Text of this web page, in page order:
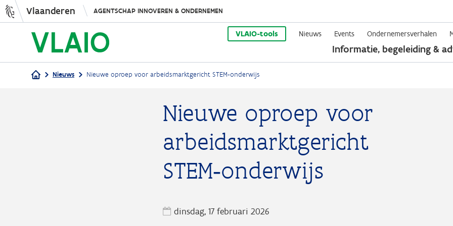
Overslaan
en
naar
de
Vlaanderen AGENTSCHAP INNOVEREN & ONDERNEMEN
VLAIO-tools Nieuws Events Ondernemersverhalen
Informatie, begeleiding &
Nieuws Nieuwe oproep voor arbeidsmarktgericht STEM‑onderwijs
Nieuwe oproep voor
arbeidsmarktgericht
STEM‑onderwijs
dinsdag, 17 februari 2026